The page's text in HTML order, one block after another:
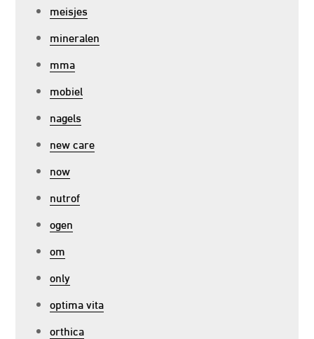
meisjes
mineralen
mma
mobiel
nagels
new care
now
nutrof
ogen
om
only
optima vita
orthica